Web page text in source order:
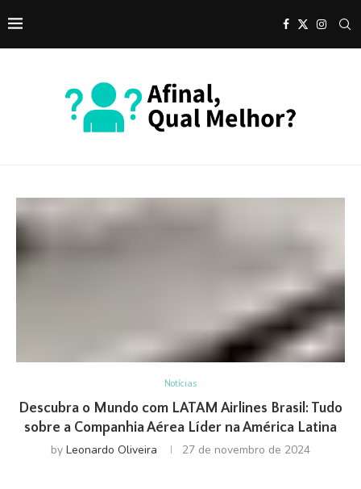
Notícias
Descubra o Mundo com LATAM Airlines Brasil: Tudo
sobre a Companhia Aérea Líder na América Latina
by Leonardo Oliveira 27 de novembro de 2024